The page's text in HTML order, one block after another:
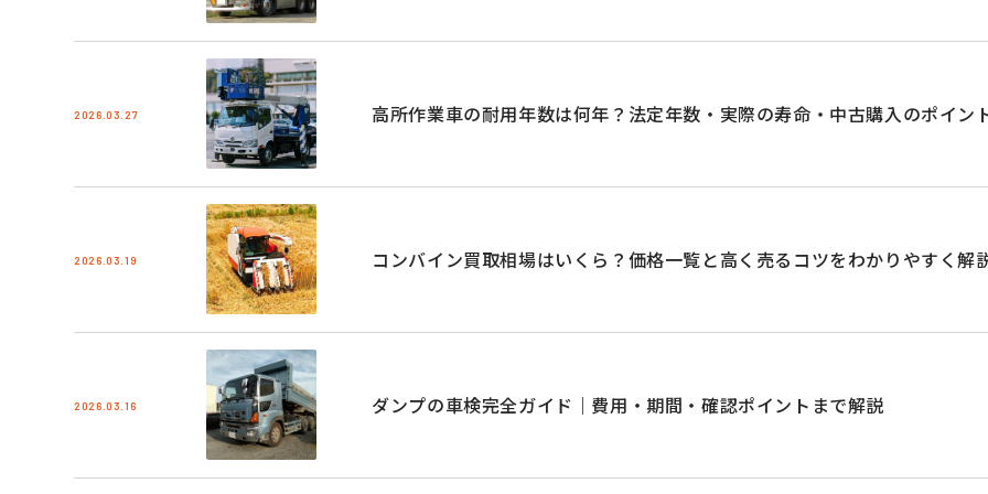
2026.03.27 高所作業車の耐用年数は何年？法定年数・実際の寿命・中古購入のポイン
2026.03.19 コンバイン買取相場はいくら？価格一覧と高く売るコツをわかりやすく解
2026.03.16 ダンプの車検完全ガイド｜費用・期間・確認ポイントまで解説